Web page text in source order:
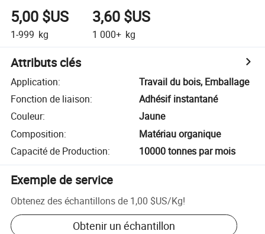
5,00 $US
1-999 kg
3,60 $US
1 000+ kg
Attributs clés
Application:
Travail du bois, Emballage
Fonction de liaison:
Adhésif instantané
Couleur:
Jaune
Composition:
Matériau organique
Capacité de Production: 10000 tonnes par mois
Exemple de service
Obtenez des échantillons de 1,00 $US/Kg!
Obtenir un échantillon